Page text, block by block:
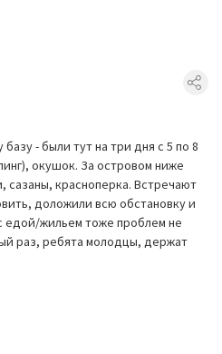
- были тут на три дня с 5 по 8
окушок. За островом ниже
сазаны, красноперка. Встречают
доложили всю обстановку и
едой/жильем тоже проблем не
раз, ребята молодцы, держат